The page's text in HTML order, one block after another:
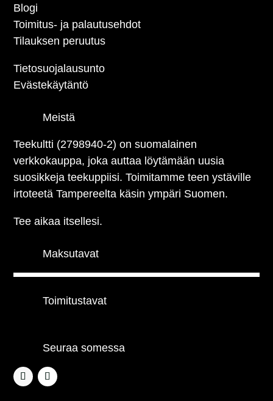
Blogi
Toimitus- ja palautusehdot
Tilauksen peruutus
Tietosuojalausunto
Evästekäytäntö
Meistä
Teekultti (2798940-2) on suomalainen
verkkokauppa, joka auttaa löytämään uusia
suosikkeja teekuppiisi. Toimitamme teen ystäville
irtoteetä Tampereelta käsin ympäri Suomen.
Tee aikaa itsellesi.
Maksutavat
Toimitustavat
Seuraa somessa